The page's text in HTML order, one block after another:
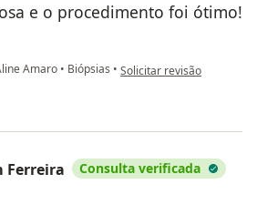
e o procedimento foi ótimo!
Amaro • Biópsias • na opinião do utilizador
Solicitar revisão
Ferreira Consulta verificada